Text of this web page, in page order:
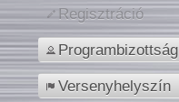
Regisztráció
Programbizottság
Versenyhelyszín